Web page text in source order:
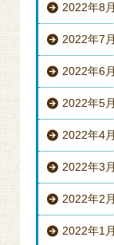
2022年8月
2022年7月
2022年6月
2022年5月
2022年4月
2022年3月
2022年2月
2022年1月